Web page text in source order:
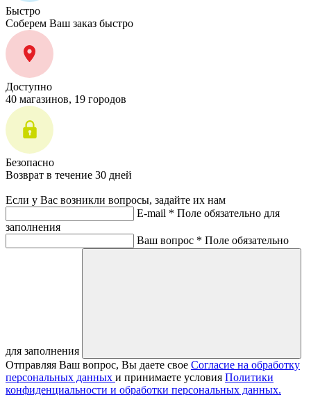
Быстро
Соберем Ваш заказ быстро
Доступно
40 магазинов, 19 городов
Безопасно
Возврат в течение 30 дней
Если у Вас возникли вопросы, задайте их нам
E-mail * Поле обязательно для
заполнения
Ваш вопрос * Поле обязательно
для заполнения
Отправляя Ваш вопрос, Вы даете свое Согласие на обработку
персональных данных и принимаете условия Политики
конфиденциальности и обработки персональных данных.